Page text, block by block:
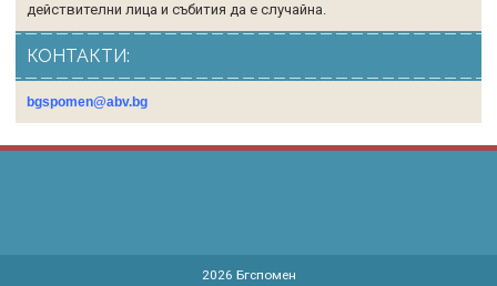
действителни лица и събития да е случайна.
КОНТАКТИ:
bgspomen@abv.bg
2026 Бгспомен